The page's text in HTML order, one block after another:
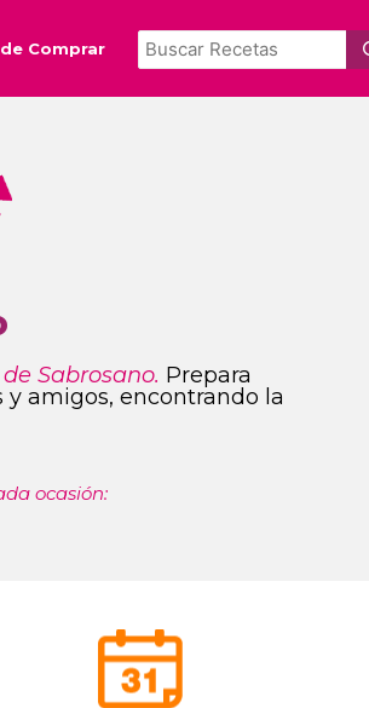
Comprar
Sabrosano. Prepara
amigos, encontrando la
ocasión:
Por Temporada